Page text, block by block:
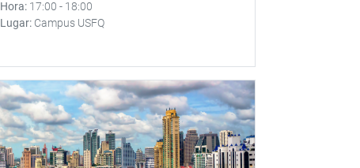
Hora 17:00 - 18:00
Lugar Campus USFQ